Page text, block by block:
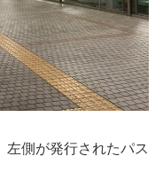
左側が発行されたパス